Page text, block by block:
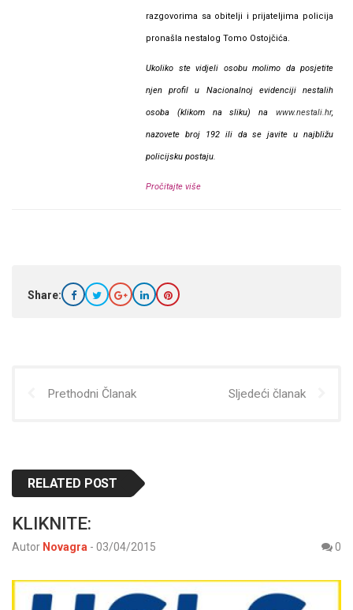
razgovorima sa obitelji i prijateljima policija
pronašla nestalog Tomo Ostojčića.
Ukoliko ste vidjeli osobu molimo da posjetite
njen profil u Nacionalnoj evidenciji nestalih
osoba (klikom na sliku) na www.nestali.hr,
nazovete broj 192 ili da se javite u najbližu
policijsku postaju.
Pročitajte više
Share:
Prethodni Članak Sljedeći članak
RELATED POST
KLIKNITE:
Autor Novagra - 03/04/2015 0